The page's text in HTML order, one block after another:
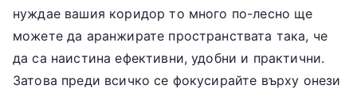
нуждае вашия коридор то много по-лесно ще
можете да аранжирате пространствата така, че
да са наистина ефективни, удобни и практични.
Затова преди всичко се фокусирайте върху онези